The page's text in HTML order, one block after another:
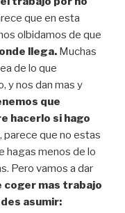
que en esta
olbidamos de que
llega. Muchas
de lo que
y nos dan mas y
que
hacerlo si hago
parece que no estas
hagas menos de lo
Pero vamos a dar
coger mas trabajo
asumir: